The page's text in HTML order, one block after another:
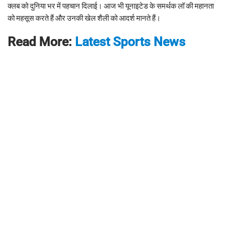
क्लब को दुनिया भर में पहचान दिलाई। आज भी यूनाइटेड के समर्थक लॉ की महानता
को महसूस करते हैं और उनकी खेल शैली को आदर्श मानते हैं।
Read More: Latest Sports News